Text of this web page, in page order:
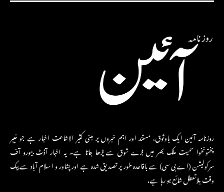
روزنامہ آئین ایک باوثوق، مستند اور اہم خبروں پر مبنی کثیر الاشاعت اخبار ہے جو خیبر
پختونخوا سمیت ملک بھر میں بڑے شوق سے پڑھا جاتا ہے۔ یہ اخبار آڈٹ بیورو آف
سرکولیشن (اے بی سی) سے باقاعدہ طور پر تصدیق شدہ ہے اور پشاور و اسلام آباد سے بیک
وقت بلاتعطل شائع ہو رہا ہے،